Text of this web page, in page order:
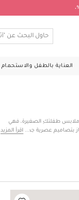
العناية بالطفل والاستحمام
ملابس طفلتكِ الصغيرة، فهي
بتصاميم عصرية جذابة بطبعات
اقرأ المزيد